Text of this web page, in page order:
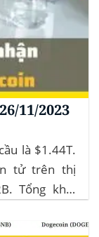
11/2023
là $1.44T.
tử trên thị
Tổng khối
tiền điện tử